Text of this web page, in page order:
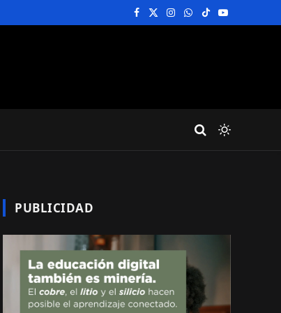
Facebook
X
Instagram
WhatsApp
TikTokYouTube
PUBLICIDAD